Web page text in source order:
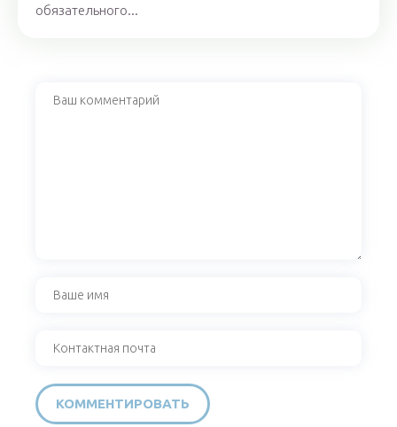
обязательного...